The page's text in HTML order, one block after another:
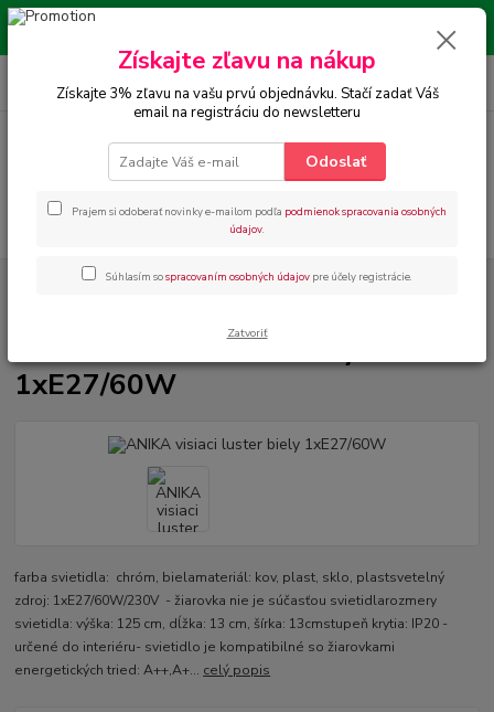
Doprava nad 70€ ZDARMA. Kúpou produktov podporíte malú slovenskú
Hľadať
08.00 - 18.00
za0,00 €
INTERIÉROVÉ OSVETLENIE Moderné svietidlá
Visiace svietidlá
ANIKA visiaci luster biely
1xE27/60W
farba svietidla: chróm, bielamateriál: kov, plast, sklo, plastsvetelný
zdroj: 1xE27/60W/230V - žiarovka nie je súčasťou svietidlarozmery
svietidla: výška: 125 cm, dĺžka: 13 cm, šírka: 13cmstupeň krytia: IP20 -
určené do interiéru- svietidlo je kompatibilné so žiarovkami
energetických tried: A++,A+... celý popis
Získajte zľavu na nákup
Získajte 3% zľavu na vašu prvú objednávku. Stačí zadať Váš
email na registráciu do newsletteru
Odoslať
Prajem si odoberať novinky e-mailom podľa podmienok spracovania osobných
údajov.
Súhlasím sospracovaním osobných údajov pre účely registrácie.
Zatvoriť